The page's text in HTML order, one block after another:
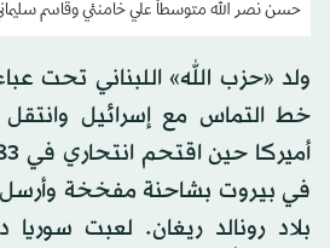
حسن نصر الله متوسطاً علي خامنئي وقاسم سليماني
ولد «حزب الله» اللبناني تحت
خط التماس مع إسرائيل
في بيروت بشاحنة مفخخة وأرسل
بلاد رونالد ريغان. لعبت سوريا